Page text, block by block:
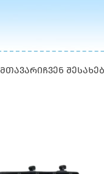
ᲛᲗᲐᲕᲐᲠᲘᲩᲕᲔᲜ ᲨᲔᲡᲐᲮᲔᲑ